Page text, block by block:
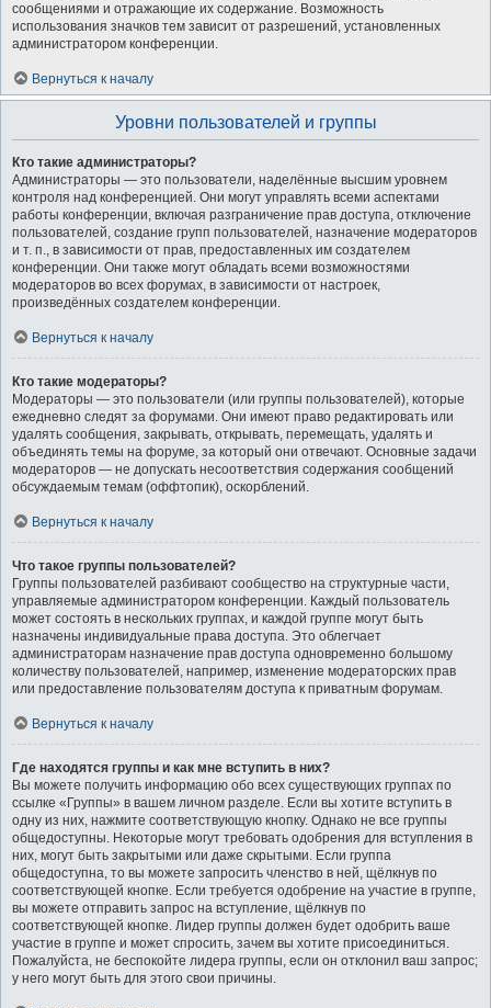
сообщениями и отражающие их содержание. Возможность
использования значков тем зависит от разрешений, установленных
администратором конференции.
Вернуться к началу
Уровни пользователей и группы
Кто такие администраторы?
Администраторы — это пользователи, наделённые высшим уровнем
контроля над конференцией. Они могут управлять всеми аспектами
работы конференции, включая разграничение прав доступа, отключение
пользователей, создание групп пользователей, назначение модераторов
и т. п., в зависимости от прав, предоставленных им создателем
конференции. Они также могут обладать всеми возможностями
модераторов во всех форумах, в зависимости от настроек,
произведённых создателем конференции.
Вернуться к началу
Кто такие модераторы?
Модераторы — это пользователи (или группы пользователей), которые
ежедневно следят за форумами. Они имеют право редактировать или
удалять сообщения, закрывать, открывать, перемещать, удалять и
объединять темы на форуме, за который они отвечают. Основные задачи
модераторов — не допускать несоответствия содержания сообщений
обсуждаемым темам (оффтопик), оскорблений.
Вернуться к началу
Что такое группы пользователей?
Группы пользователей разбивают сообщество на структурные части,
управляемые администратором конференции. Каждый пользователь
может состоять в нескольких группах, и каждой группе могут быть
назначены индивидуальные права доступа. Это облегчает
администраторам назначение прав доступа одновременно большому
количеству пользователей, например, изменение модераторских прав
или предоставление пользователям доступа к приватным форумам.
Вернуться к началу
Где находятся группы и как мне вступить в них?
Вы можете получить информацию обо всех существующих группах по
ссылке «Группы» в вашем личном разделе. Если вы хотите вступить в
одну из них, нажмите соответствующую кнопку. Однако не все группы
общедоступны. Некоторые могут требовать одобрения для вступления в
них, могут быть закрытыми или даже скрытыми. Если группа
общедоступна, то вы можете запросить членство в ней, щёлкнув по
соответствующей кнопке. Если требуется одобрение на участие в группе,
вы можете отправить запрос на вступление, щёлкнув по
соответствующей кнопке. Лидер группы должен будет одобрить ваше
участие в группе и может спросить, зачем вы хотите присоединиться.
Пожалуйста, не беспокойте лидера группы, если он отклонил ваш запрос;
у него могут быть для этого свои причины.